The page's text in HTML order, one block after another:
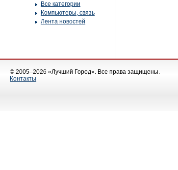
Все категории
Компьютеры, связь
Лента новостей
© 2005–2026 «Лучший Город». Все права защищены.
Контакты